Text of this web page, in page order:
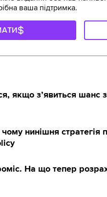
ваша підтримка.
якщо з’явиться шанс
нинішня стратегія
На що тепер